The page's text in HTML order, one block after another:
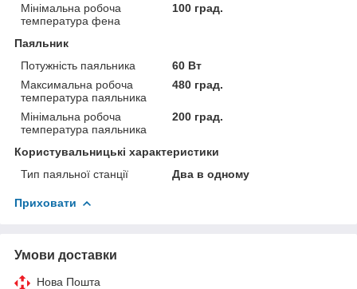
Мінімальна робоча
температура фена
100 град.
Паяльник
Потужність паяльника
60 Вт
Максимальна робоча
температура паяльника
480 град.
Мінімальна робоча
температура паяльника
200 град.
Користувальницькі характеристики
Тип паяльної станції
Два в одному
Приховати
Умови доставки
Нова Пошта